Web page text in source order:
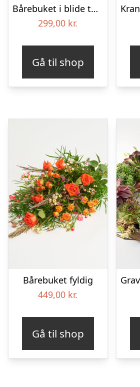
Bårebuket i blide toner
299,00 kr.
Gå til shop
Bårebuket fyldig
449,00 kr.
Gå til shop